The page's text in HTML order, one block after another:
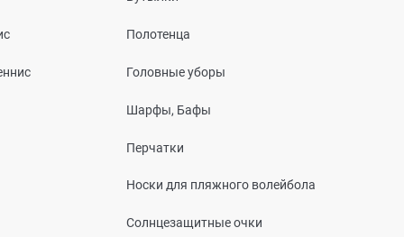
Полотенца
Головные уборы
Шарфы, Бафы
Перчатки
Носки для пляжного волейбола
Солнцезащитные очки